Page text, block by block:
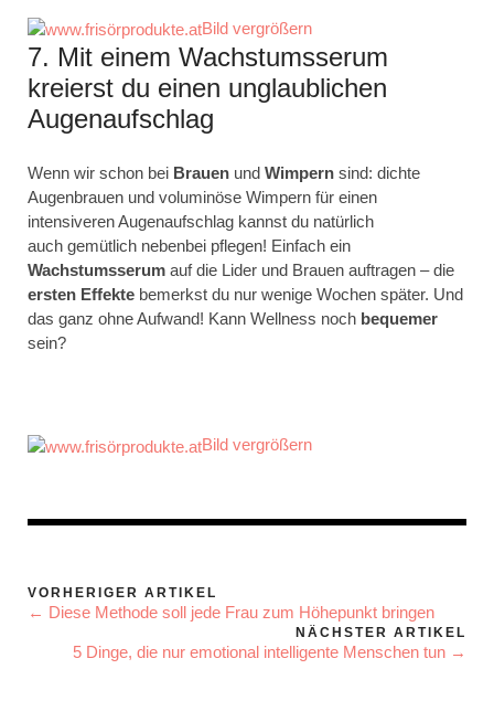
Bild vergrößern
7. Mit einem Wachstumsserum
kreierst du einen unglaublichen
Augenaufschlag
Wenn wir schon bei Brauen und Wimpern sind: dichte
Augenbrauen und voluminöse Wimpern für einen
intensiveren Augenaufschlag kannst du natürlich
auch gemütlich nebenbei pflegen! Einfach ein
Wachstumsserum auf die Lider und Brauen auftragen – die
ersten Effekte bemerkst du nur wenige Wochen später. Und
das ganz ohne Aufwand! Kann Wellness noch bequemer
sein?
Bild vergrößern
VORHERIGER ARTIKEL
← Diese Methode soll jede Frau zum Höhepunkt bringen
NÄCHSTER ARTIKEL
5 Dinge, die nur emotional intelligente Menschen tun →